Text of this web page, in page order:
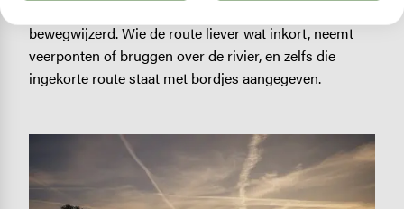
bewegwijzerd. Wie de route liever wat inkort, neemt
veerponten of bruggen over de rivier, en zelfs die
ingekorte route staat met bordjes aangegeven.